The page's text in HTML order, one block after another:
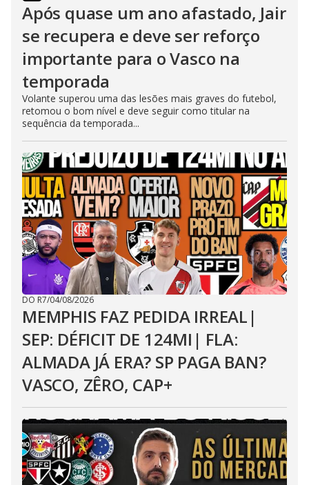
Após quase um ano afastado, Jair
se recupera e deve ser reforço
importante para o Vasco na
temporada
Volante superou uma das lesões mais graves do futebol,
retomou o bom nível e deve seguir como titular na
sequência da temporada...
DO R7/04/08/2026
MEMPHIS FAZ PEDIDA IRREAL|
SEP: DÉFICIT DE 124MI| FLA:
ALMADA JÁ ERA? SP PAGA BAN?
VASCO, ZÊRO, CAP+